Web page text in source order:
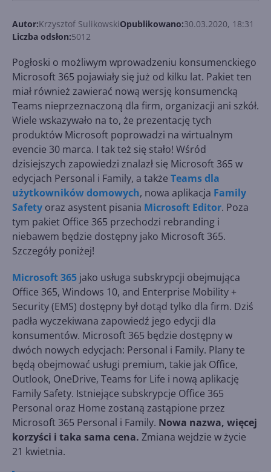
Autor:Krzysztof SulikowskiOpublikowano:30.03.2020, 18:31
Liczba odsłon:5012
Pogłoski o możliwym wprowadzeniu konsumenckiego
Microsoft 365 pojawiały się już od kilku lat. Pakiet ten
miał również zawierać nową wersję konsumencką
Teams nieprzeznaczoną dla firm, organizacji ani szkół.
Wiele wskazywało na to, że prezentację tych
produktów Microsoft poprowadzi na wirtualnym
evencie 30 marca. I tak też się stało! Wśród
dzisiejszych zapowiedzi znalazł się Microsoft 365 w
edycjach Personal i Family, a także Teams dla
użytkowników domowych, nowa aplikacja Family
Safety oraz asystent pisania Microsoft Editor. Poza
tym pakiet Office 365 przechodzi rebranding i
niebawem będzie dostępny jako Microsoft 365.
Szczegóły poniżej!
Microsoft 365 jako usługa subskrypcji obejmująca
Office 365, Windows 10, and Enterprise Mobility +
Security (EMS) dostępny był dotąd tylko dla firm. Dziś
padła wyczekiwana zapowiedź jego edycji dla
konsumentów. Microsoft 365 będzie dostępny w
dwóch nowych edycjach: Personal i Family. Plany te
będą obejmować usługi premium, takie jak Office,
Outlook, OneDrive, Teams for Life i nową aplikację
Family Safety. Istniejące subskrypcje Office 365
Personal oraz Home zostaną zastąpione przez
Microsoft 365 Personal i Family. Nowa nazwa, więcej
korzyści i taka sama cena. Zmiana wejdzie w życie
21 kwietnia.